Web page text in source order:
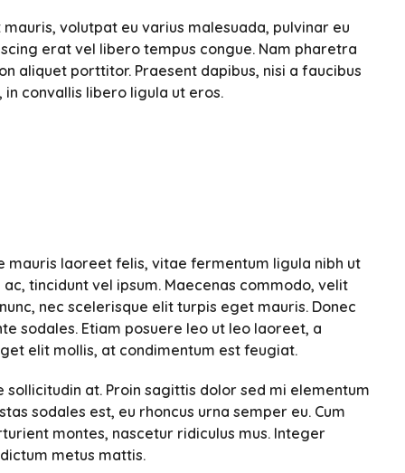
volutpat eu varius malesuada, pulvinar eu
erat vel libero tempus congue. Nam pharetra
aliquet porttitor. Praesent dapibus, nisi a faucibus
convallis libero ligula ut eros.
mauris laoreet felis, vitae fermentum ligula nibh ut
tincidunt vel ipsum. Maecenas commodo, velit
nec scelerisque elit turpis eget mauris. Donec
sodales. Etiam posuere leo ut leo laoreet, a
elit mollis, at condimentum est feugiat.
at. Proin sagittis dolor sed mi elementum
sodales est, eu rhoncus urna semper eu. Cum
montes, nascetur ridiculus mus. Integer
metus mattis.